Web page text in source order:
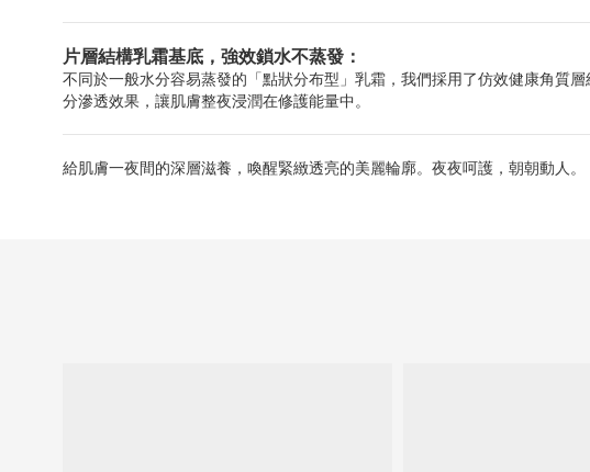
片層結構乳霜基底，強效鎖水不蒸發：
不同於一般水分容易蒸發的「點狀分布型」乳霜，我們採用了仿效健康角質
分滲透效果，讓肌膚整夜浸潤在修護能量中。
給肌膚一夜間的深層滋養，喚醒緊緻透亮的美麗輪廓。夜夜呵護，朝朝動人。